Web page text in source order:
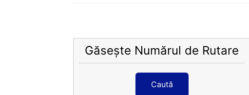
Găsește Numărul de Rutare
Caută